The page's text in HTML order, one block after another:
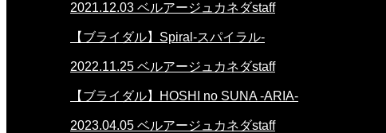
2021.12.03 ベルアージュカネダstaff
【ブライダル】Spiral-スパイラル-
2022.11.25 ベルアージュカネダstaff
【ブライダル】HOSHI no SUNA -ARIA-
2023.04.05 ベルアージュカネダstaff